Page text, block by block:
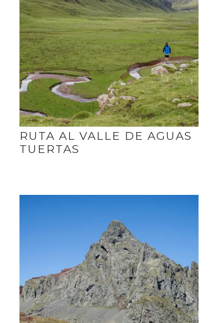
RUTA AL VALLE DE AGUAS
TUERTAS